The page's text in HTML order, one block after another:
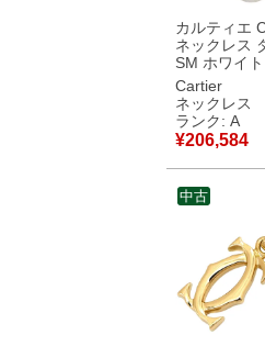
カルティエ
ネックレス
SM ホワイ
ド ダイヤモ
Au750 WG
B7215900
中古美品
Cartier
ネックレス
ランク: A
¥206,584
中古